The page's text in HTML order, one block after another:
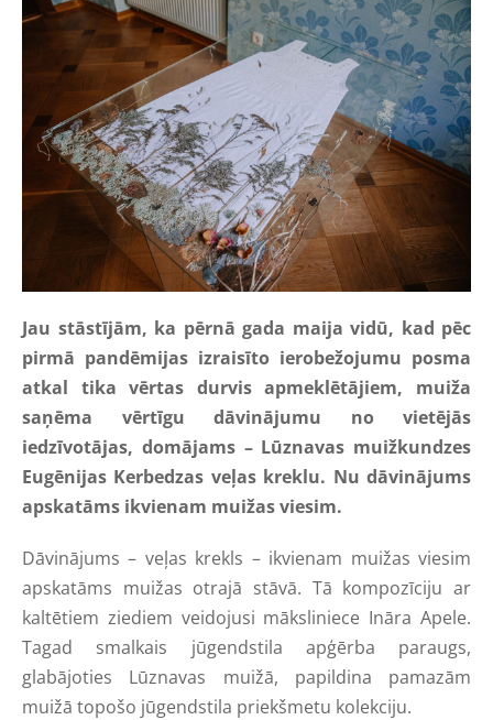
Jau stāstījām, ka pērnā gada maija vidū, kad pēc
pirmā pandēmijas izraisīto ierobežojumu posma
atkal tika vērtas durvis apmeklētājiem, muiža
saņēma vērtīgu dāvinājumu no vietējās
iedzīvotājas, domājams – Lūznavas muižkundzes
Eugēnijas Kerbedzas veļas kreklu. Nu dāvinājums
apskatāms ikvienam muižas viesim.
Dāvinājums – veļas krekls – ikvienam muižas viesim
apskatāms muižas otrajā stāvā. Tā kompozīciju ar
kaltētiem ziediem veidojusi māksliniece Ināra Apele.
Tagad smalkais jūgendstila apģērba paraugs,
glabājoties Lūznavas muižā, papildina pamazām
muižā topošo jūgendstila priekšmetu kolekciju.